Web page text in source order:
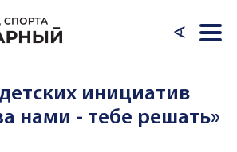
∢
инициатив
нами - тебе решать»